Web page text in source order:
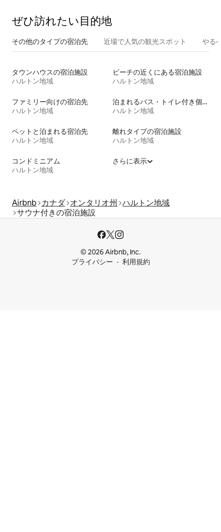
ぜひ訪⁠れ⁠た⁠い目⁠的⁠地
その他のタ⁠イ⁠プ⁠の宿⁠泊⁠先 近場で人気の観光スポット やる
タウンハウスの宿泊施設
ハルトン地域
ビーチの近くにある宿泊施設
ハルトン地域
ファミリー向けの宿泊先
ハルトン地域
泊まれるバス・トイレ付き個室
ハルトン地域
ペットと泊まれる宿泊先
ハルトン地域
離れタイプの宿泊施設
ハルトン地域
コンドミニアム
ハルトン地域
さらに表示
Airbnb カナダ オンタリオ州
ハルトン地域
サウナ付きの宿泊施設
© 2026 Airbnb, Inc.
プライバシー
利用規約